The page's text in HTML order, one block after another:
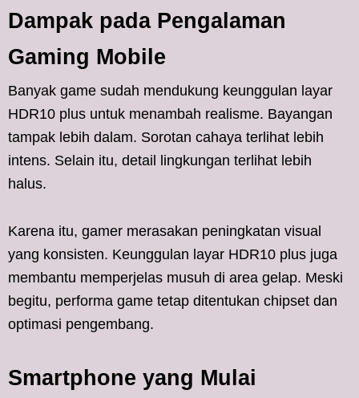
Dampak pada Pengalaman
Gaming Mobile
Banyak game sudah mendukung keunggulan layar
HDR10 plus untuk menambah realisme. Bayangan
tampak lebih dalam. Sorotan cahaya terlihat lebih
intens. Selain itu, detail lingkungan terlihat lebih
halus.
Karena itu, gamer merasakan peningkatan visual
yang konsisten. Keunggulan layar HDR10 plus juga
membantu memperjelas musuh di area gelap. Meski
begitu, performa game tetap ditentukan chipset dan
optimasi pengembang.
Smartphone yang Mulai